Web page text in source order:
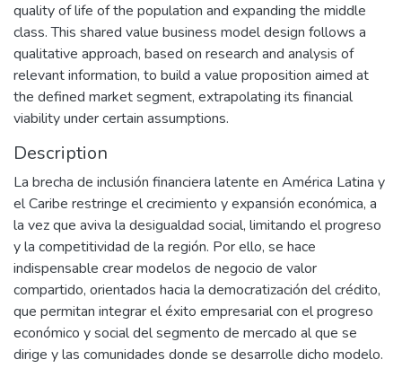
quality of life of the population and expanding the middle
class. This shared value business model design follows a
qualitative approach, based on research and analysis of
relevant information, to build a value proposition aimed at
the defined market segment, extrapolating its financial
viability under certain assumptions.
Description
La brecha de inclusión financiera latente en América Latina y
el Caribe restringe el crecimiento y expansión económica, a
la vez que aviva la desigualdad social, limitando el progreso
y la competitividad de la región. Por ello, se hace
indispensable crear modelos de negocio de valor
compartido, orientados hacia la democratización del crédito,
que permitan integrar el éxito empresarial con el progreso
económico y social del segmento de mercado al que se
dirige y las comunidades donde se desarrolle dicho modelo.